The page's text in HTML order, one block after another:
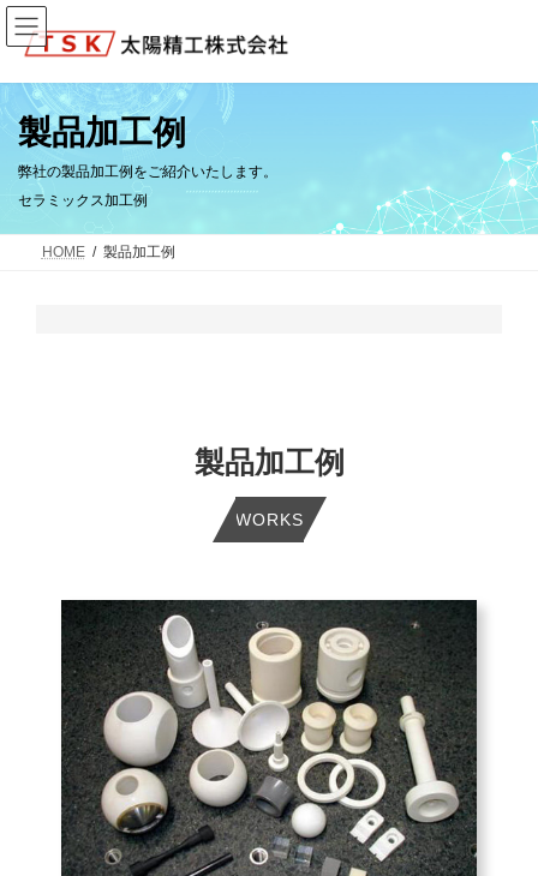
コ
ン
テ
へ
ナ
ビ
ゲ
ョ製品加工例
弊社の製品加工例をご紹介いたします。
セラミックス加工例
HOME 製品加工例
製品加工例
WORKS